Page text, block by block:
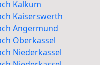
Kalkum
Kaiserswerth
Angermund
Oberkassel
Niederkassel